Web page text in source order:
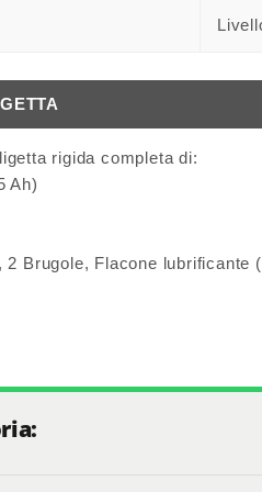
rigida completa di:
Ah)
Brugole, Flacone lubrificante